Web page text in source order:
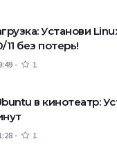
Установи
без потерь!
1
в кинотеатр:
1